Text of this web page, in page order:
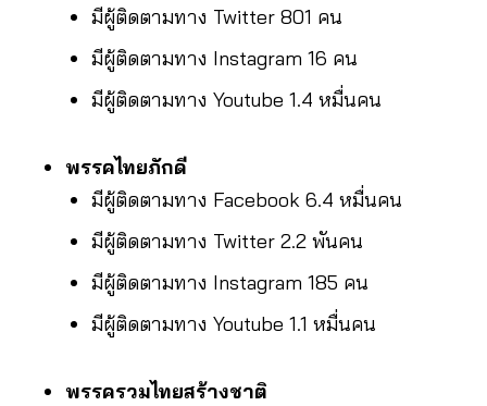
มีผู้ติดตามทาง Twitter 801 คน
มีผู้ติดตามทาง Instagram 16 คน
มีผู้ติดตามทาง Youtube 1.4 หมื่นคน
พรรคไทยภักดี
มีผู้ติดตามทาง Facebook 6.4 หมื่นคน
มีผู้ติดตามทาง Twitter 2.2 พันคน
มีผู้ติดตามทาง Instagram 185 คน
มีผู้ติดตามทาง Youtube 1.1 หมื่นคน
พรรครวมไทยสร้างชาติ